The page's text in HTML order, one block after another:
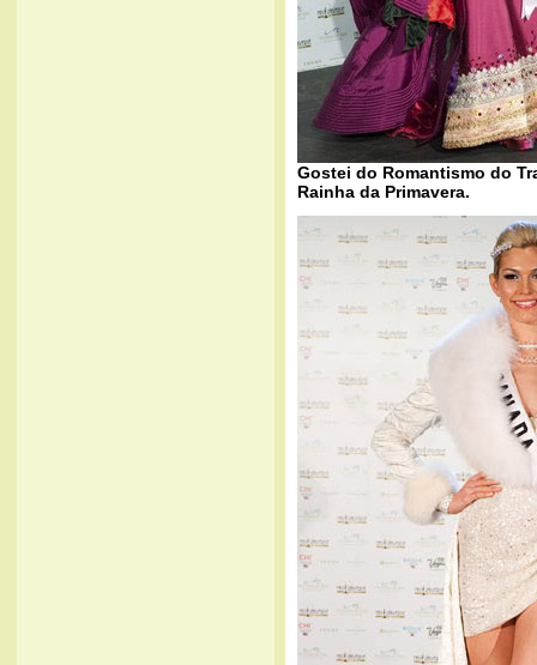
Gostei do Romantismo do
Rainha da Primavera.